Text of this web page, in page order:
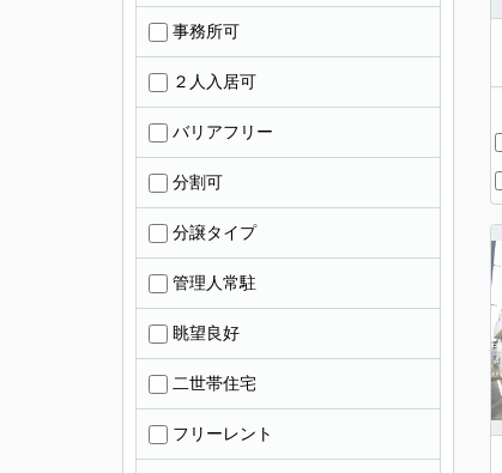
事務所可
２人入居可
バリアフリー
分割可
分譲タイプ
管理人常駐
眺望良好
二世帯住宅
フリーレント